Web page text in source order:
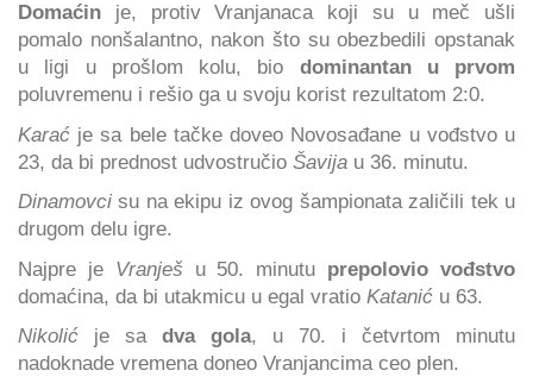
Domaćin je, protiv Vranjanaca koji su u meč ušli
pomalo nonšalantno, nakon što su obezbedili opstanak
u ligi u prošlom kolu, bio dominantan u prvom
poluvremenu i rešio ga u svoju korist rezultatom 2:0.
Karać je sa bele tačke doveo Novosađane u vođstvo u
23, da bi prednost udvostručio Šavija u 36. minutu.
Dinamovci su na ekipu iz ovog šampionata zaličili tek u
drugom delu igre.
Najpre je Vranješ u 50. minutu prepolovio vođstvo
domaćina, da bi utakmicu u egal vratio Katanić u 63.
Nikolić je sa dva gola, u 70. i četvrtom minutu
nadoknade vremena doneo Vranjancima ceo plen.